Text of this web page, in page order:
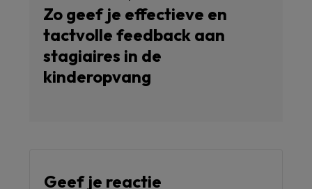
Zo geef je effectieve en
tactvolle feedback aan
stagiaires in de
kinderopvang
Geef je reactie